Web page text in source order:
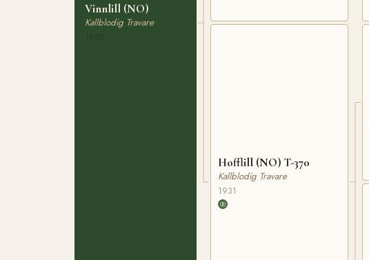
Vinnlill (NO)
Kallblodig Travare
Hofflill (NO) T-370
Kallblodig Travare
1931